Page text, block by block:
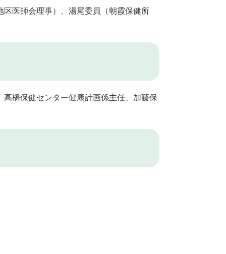
医師会理事）、湯尾委員（朝霞保健所
橋保健センター健康計画係主任、加藤保